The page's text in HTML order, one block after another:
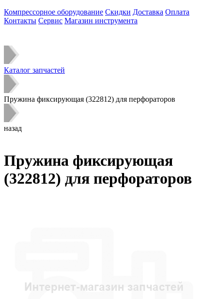
Компрессорное оборудование Скидки Доставка Оплата
Контакты Сервис Магазин инструмента
Каталог запчастей
Пружина фиксирующая (322812) для перфораторов
назад
Пружина фиксирующая
(322812) для перфораторов